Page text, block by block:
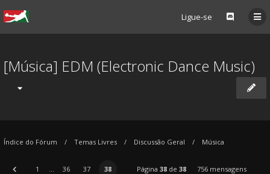
Ligue-se
[Música] EDM (Electronic Dance Music)
Índice do Fórum Temas Livres Discussão Geral Música
1 ... 36 37 38 Página 38de 38 756 mensagens